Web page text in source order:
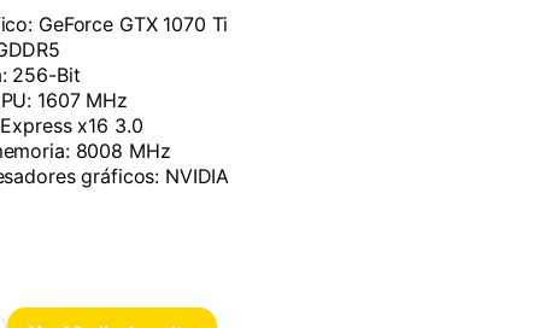
GeForce GTX 1070 Ti
256-Bit
1607 MHz
x16 3.0
8008 MHz
gráficos: NVIDIA
Gaming GDDR5 8GB PCIe 3 cantidad